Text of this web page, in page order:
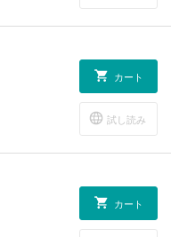
カート
試し読み
カート